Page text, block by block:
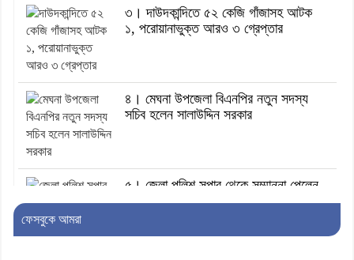
৩। দাউদকান্দিতে ৫২ কেজি গাঁজাসহ আটক
১, পরোয়ানাভুক্ত আরও ৩ গ্রেপ্তার
৪। মেঘনা উপজেলা বিএনপির নতুন সদস্য
সচিব হলেন সালাউদ্দিন সরকার
৫। জেলা পুলিশ সুপার থেকে সম্মাননা পেলেন
দাউদকান্দি মডেল থানার এএসআই সজল
ফেসবুকে আমরা